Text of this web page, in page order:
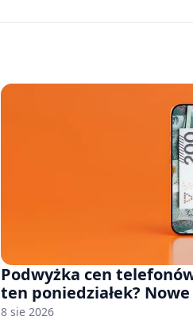
Podwyżka cen
ten poniedziałek?
8 sie 2026